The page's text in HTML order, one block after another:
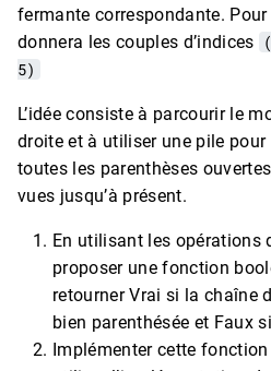
fermante correspondante.
donnera les couples d’indices
5)
L’idée consiste à parcourir le
droite et à utiliser une pile
toutes les parenthèses
vues jusqu’à présent.
En utilisant les opérations
proposer une fonction
retourner Vrai si la chaîne
bien parenthésée et Faux
Implémenter cette